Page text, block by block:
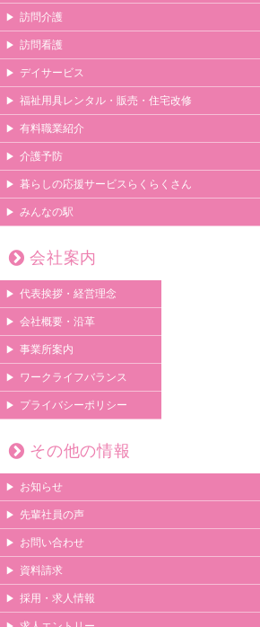
訪問介護
訪問看護
デイサービス
福祉用具レンタル・販売・住宅改修
有料職業紹介
介護予防
暮らしの応援サービスらくらくさん
みんなの駅
会社案内
代表挨拶・経営理念
会社概要・沿革
事業所案内
ワークライフバランス
プライバシーポリシー
その他の情報
お知らせ
先輩社員の声
お問い合わせ
資料請求
採用・求人情報